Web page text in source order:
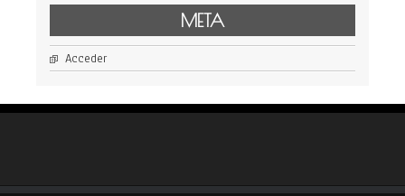
META
Acceder